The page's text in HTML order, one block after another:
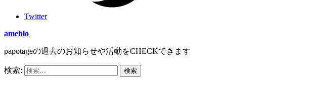
Twitter
ameblo
papotageの過去のお知らせや活動をCHECKできます
検索: